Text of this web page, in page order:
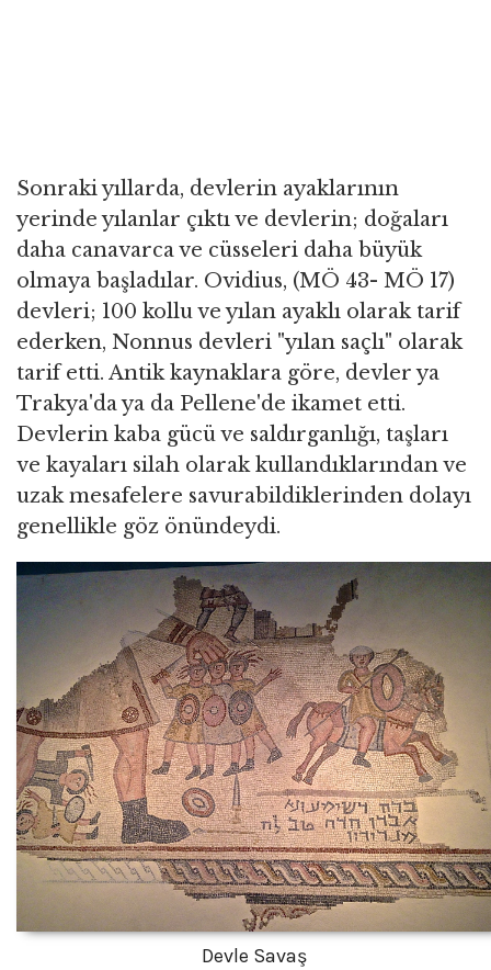
Sonraki yıllarda, devlerin ayaklarının
yerinde yılanlar çıktı ve devlerin; doğaları
daha canavarca ve cüsseleri daha büyük
olmaya başladılar. Ovidius, (MÖ 43- MÖ 17)
devleri; 100 kollu ve yılan ayaklı olarak tarif
ederken, Nonnus devleri "yılan saçlı" olarak
tarif etti. Antik kaynaklara göre, devler ya
Trakya'da ya da Pellene'de ikamet etti.
Devlerin kaba gücü ve saldırganlığı, taşları
ve kayaları silah olarak kullandıklarından ve
uzak mesafelere savurabildiklerinden dolayı
genellikle göz önündeydi.
Devle Savaş